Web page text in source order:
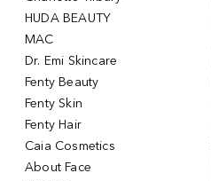
HUDA BEAUTY
MAC
Dr. Emi Skincare
Fenty Beauty
Fenty Skin
Fenty Hair
Caia Cosmetics
About Face